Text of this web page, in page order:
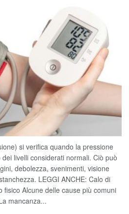
si verifica quando la pressione
livelli considerati normali. Ciò può
debolezza, svenimenti, visione
LEGGI ANCHE: Calo di
fisico Alcune delle cause più comuni
mancanza...